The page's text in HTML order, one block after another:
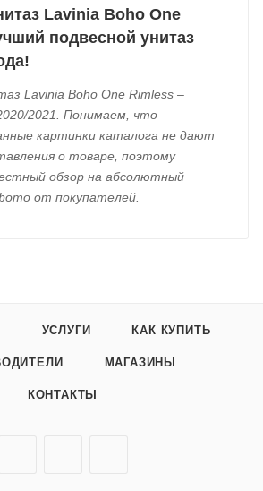
Lavinia Boho One
подвесной унитаз
Lavinia Boho One Rimless –
2021. Понимаем, что
картинки каталога не дают
о товаре, поэтому
обзор на абсолютный
от покупателей.
УСЛУГИ КАК КУПИТЬ
МАГАЗИНЫ
КОНТАКТЫ